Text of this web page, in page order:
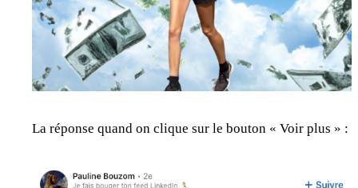
La réponse quand on clique sur le bouton « Voir plus » :